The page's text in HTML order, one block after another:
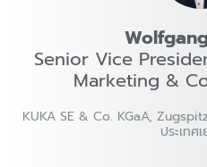
Senior Vice
Marketing &
KUKA SE & Co. KGaA,
ประเทศ